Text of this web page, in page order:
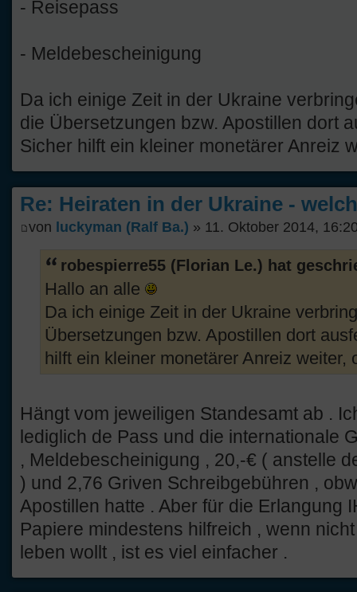
- Reisepass
- Meldebescheinigung
Da ich einige Zeit in der Ukraine
die Übersetzungen bzw. Apostillen dort
Sicher hilft ein kleiner monetärer Anreiz
Re: Heiraten in der Ukraine -
von luckyman (Ralf Ba.) » 11. Oktober 2014,
robespierre55 (Florian Le.) hat
Hallo an alle
Da ich einige Zeit in der Ukraine
Übersetzungen bzw. Apostillen dort
hilft ein kleiner monetärer Anreiz weiter,
Hängt vom jeweiligen Standesamt ab .
lediglich de Pass und die internationale
, Meldebescheinigung , 20,-€ ( anstelle
) und 2,76 Griven Schreibgebühren ,
Apostillen hatte . Aber für die Erlangung
Papiere mindestens hilfreich , wenn
leben wollt , ist es viel einfacher .